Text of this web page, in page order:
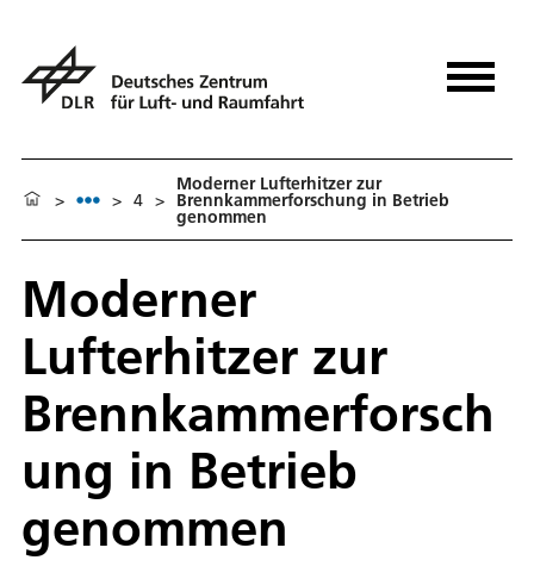
> > 4 >
Moderner Lufterhitzer zur
Brennkammerforschung in Betrieb
genommen
Moderner
Lufterhitzer zur
Brennkammerforsch
ung in Betrieb
genommen